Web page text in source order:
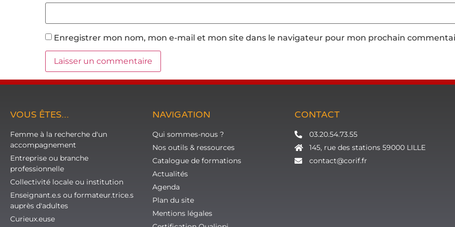
Enregistrer mon nom, mon e-mail et mon site dans le navigateur pour mon prochain
VOUS ÊTES...
Femme à la recherche d'un
accompagnement
Entreprise ou branche
professionnelle
Collectivité locale ou institution
Enseignant.e.s ou formateur.trice.s
auprès d'adultes
Curieux.euse
NAVIGATION
Qui sommes-nous ?
Nos outils & ressources
Catalogue de formations
Actualités
Agenda
Plan du site
Mentions légales
CONTACT
03.20.54.73.55
145, rue des stations 59000 LILLE
contact@corif.fr